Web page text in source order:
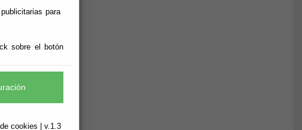
para
sobre el botón
cookies | v.1.3